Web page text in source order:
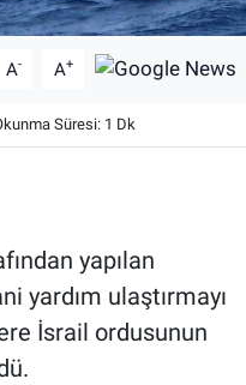
A- A+
Süresi: 1 Dk
yapılan
yardım ulaştırmayı
İsrail ordusunun